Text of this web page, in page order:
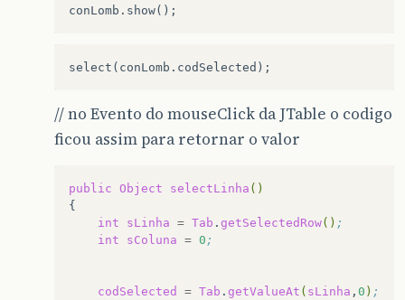
conLomb . show();
// no Evento do mouseClick da JTable o codigo
ficou assim para retornar o valor
public Object selectLinha ()
int
sLinha = Tab . getSelectedRow() ;
int
sColuna = 0 ;
codSelected = Tab . getValueAt ( sLinha , 0 ) ;